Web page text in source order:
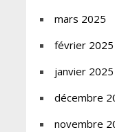
mars 2025
février 2025
janvier 2025
décembre
novembre